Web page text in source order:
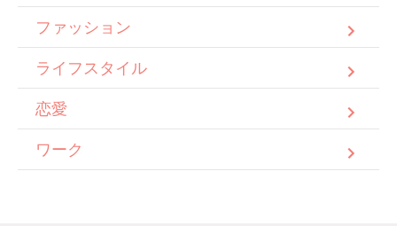
ファッション
ライフスタイル
恋愛
ワーク